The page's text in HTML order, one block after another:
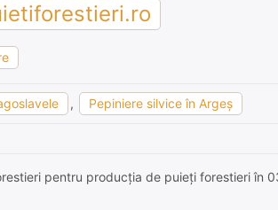
, Pepiniere silvice în Argeş
pentru producția de puieți forestieri în